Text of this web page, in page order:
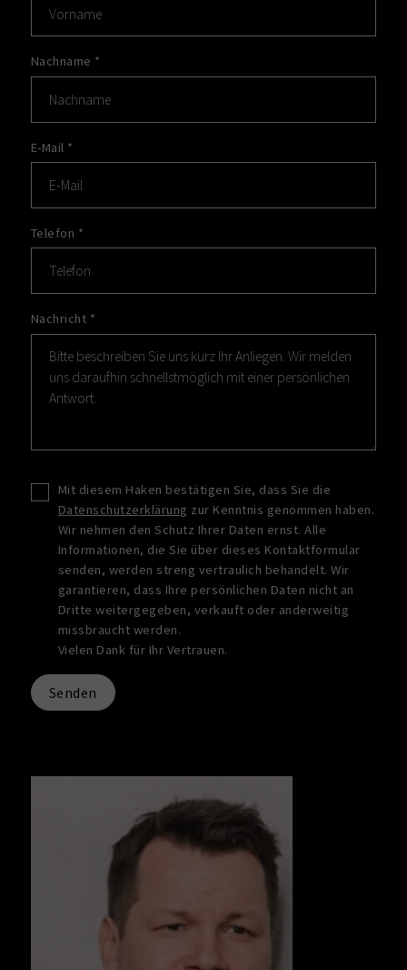
Nachname *
E-Mail *
Telefon *
Nachricht *
Mit diesem Haken bestätigen Sie, dass Sie die
Datenschutzerklärung zur Kenntnis genommen haben.
Wir nehmen den Schutz Ihrer Daten ernst. Alle
Informationen, die Sie über dieses Kontaktformular
senden, werden streng vertraulich behandelt. Wir
garantieren, dass Ihre persönlichen Daten nicht an
Dritte weitergegeben, verkauft oder anderweitig
missbraucht werden.
Vielen Dank für Ihr Vertrauen.
Senden